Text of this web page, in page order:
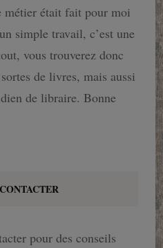
métier était fait pour moi
simple travail, c’est une
vous trouverez donc
de livres, mais aussi
de libraire. Bonne
pour des conseils